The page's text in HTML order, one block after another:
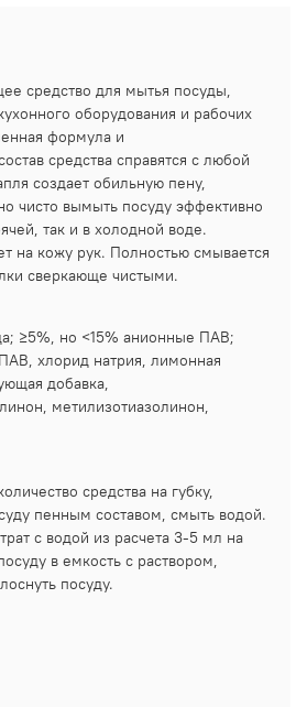
средство для мытья посуды,
оборудования и рабочих
формула и
средства справятся с любой
создает обильную пену,
чисто вымыть посуду эффективно
так и в холодной воде.
на кожу рук. Полностью смывается
сверкающе чистыми.
≥5%, но <15% анионные ПАВ;
хлорид натрия, лимонная
добавка,
метилизотиазолинон,
средства на губку,
пенным составом, смыть водой.
с водой из расчета 3-5 мл на
в емкость с раствором,
посуду.